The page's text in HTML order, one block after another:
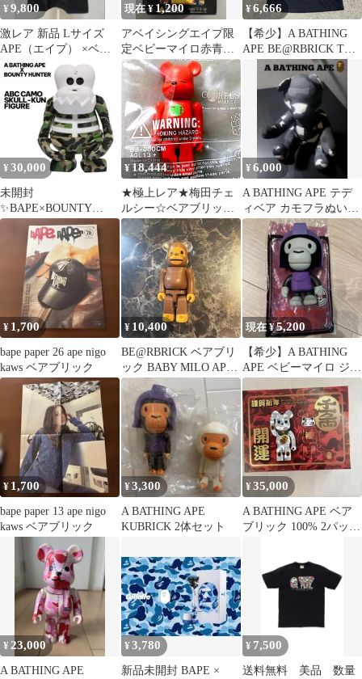
¥9,800
激レア 新品 Lサイズ
APE（エイプ） ×ベア
ブリック Tシャツ
現在 ¥ 1,200
アベイシングエイプ限
定ベビーマイロ赤青緑
紫キューブリック箱4個
¥6,666
【希少】A BATHING
APE BE@RBRICK Tシ
ャツ 半袖 コラボ
¥ 30,000
未開封
✨BAPE×BOUNTY
HUNTER ABC CAMO
スカルくん
¥18,444
★極上レア★梅田チェ
ルシー☆ベアブリック
キューブリック メディ
コムトイbape
¥6,000
A BATHING APE テデ
ィベア カモフラぬいぐ
るみ アベイシングエイ
¥ 1,700
bape paper 26 ape nigo
kaws ベアブリック
¥ 10,400
BE@RBRICK ベアブリ
ック BABY MILO APE
エイプ
現在 ¥5,200
【希少】A BATHING
APE ベビーマイロ ジェ
ネラル フィギュア
¥ 1,700
bape paper 13 ape nigo
kaws ベアブリック
¥3,300
A BATHING APE
KUBRICK 2体セット
¥35,000
A BATHING APE ベア
ブリック 100% 2パック
¥23,000
A BATHING APE
¥3,780
新品未開封 BAPE ×
¥ 7,500
送料無料 美品 数量